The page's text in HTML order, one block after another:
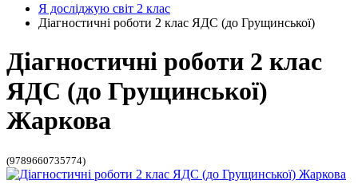
Я досліджую світ 2 клас
Діагностичні роботи 2 клас ЯДС (до Грущинської)
Діагностичні роботи 2 клас
ЯДС (до Грущинської)
Жаркова
(9789660735774)